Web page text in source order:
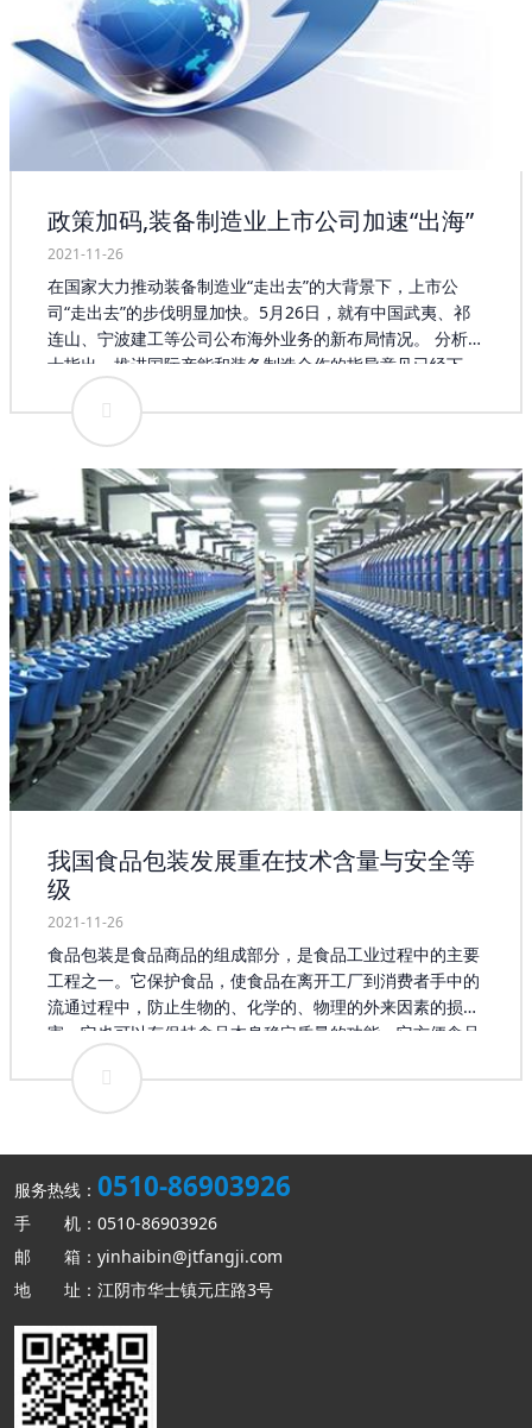
在发达国家手中。 政府相关部门负责人应该倾力支持轴承产
业发展，根据企业发展实际需求，采取多种发展模式，扩宽
企业发展空间，让企业在适合自身的发展模式中找到共同利
益，达成合作意识，合力把轴承产业规模做大，把企业做
强。轴承工厂店的专家在这一方面，提出了应对建议，用好
用活现有的基础条件，搭建好政府扶持平台，推动产业稳步
发展；直面当前轴承产业发展存在的问题和困难，共同解决
持力度；要有计划有目标引进有实力的企业入驻，通过大企
业来带动小企业发展，把轴承产业不断做大做强。同时，要
加强与政府、金融机构的沟通联系，相互支持，携手共进。
政策加码,装备制造业上市公司加速“出海”
2021-11-26
在国家大力推动装备制造业“走出去”的大背景下，上市公
司“走出去”的步伐明显加快。5月26日，就有中国武夷、祁
连山、宁波建工等公司公布海外业务的新布局情况。 分析人
士指出，推进国际产能和装备制造合作的指导意见已经下
发，相关配套政策措施将陆续出台，装备制造、工程施工等
重点行业将明显受益扶持政策，相关上市公司表现值得期
待。上市公司加速“走出去” 中国武夷5月26日公告称，公司
近日在肯尼亚、埃塞俄比亚和乌干达等国家先后承接到四个
建筑工程施工项目。建筑工程施工承包或分包合同均已签
订，合同累计金额约为4.54亿元人民币。这些合同中，工期
最长的为20个月，最短的为270天，随着合同的推进，将给
中国武夷带来经营利润。 祁连山5月26日公告称，5月25
日，祁连山、八冶建设集团有限公司与吉尔吉斯JBK建设有
限公司就共同开发建设吉尔吉斯斯坦奥什州吉尔吉斯阿布什
尔水泥生产线项目签署备忘录。根据备忘录内容，三方合作
计划在吉尔吉斯斯坦南部共同投资建设水泥生产线项目，项
目总投资约1.3亿美元，祁连山、八冶建设集团有限公司占
80%、吉方占20%，5月起共同研究讨论合作的所有细节。
我国食品包装发展重在技术含量与安全等
级
2021-11-26
食品包装是食品商品的组成部分，是食品工业过程中的主要
工程之一。它保护食品，使食品在离开工厂到消费者手中的
流通过程中，防止生物的、化学的、物理的外来因素的损
害，它也可以有保持食品本身稳定质量的功能，它方便食品
的食用，又是首先表现食品外观，吸引消费的形象，具有物
质成本以外的价值。因此，食品包装制造也是食品制造系统
工程不可分的部分。但食品包装制造的通用性又使它有相对
开始融入更多的内容。在业内专家顾卫东看来，现在消费者
对于食品包装的要求更多倾向于高质量、高技术含量，这就
品能够适应新的需求。在互联网影响不断扩大的今天，顾卫
东认为将移动互联网融入食品包装企业的生产无疑是解决以
上问题的办法。 据统计，目前我国的食品行业在国际市场中
占有很大比重，其所衍生出的食品包装也存在巨大的需求，
这为整个行业的发展提供了坚实的基础。我国食品包装行业
的产值正在以每年15%左右的速度增长，每年产生的经济效
服务热线： 0510-86903926
手 机：0510-86903926
邮 箱：yinhaibin@jtfangji.com
地 址：江阴市华士镇元庄路3号